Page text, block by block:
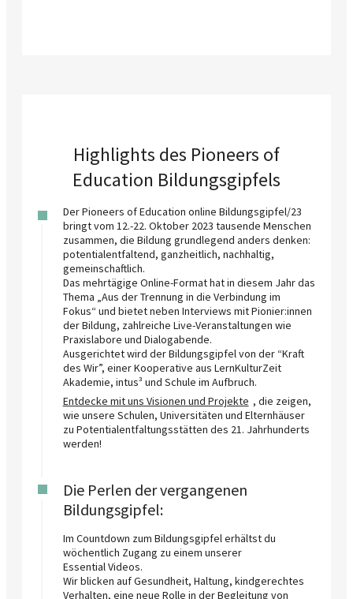
Highlights des Pioneers of
Education Bildungsgipfels
Der Pioneers of Education online Bildungsgipfel/23
bringt vom 12.-22. Oktober 2023 tausende Menschen
zusammen, die Bildung grundlegend anders denken:
potentialentfaltend, ganzheitlich, nachhaltig,
gemeinschaftlich.
Das mehrtägige Online-Format hat in diesem Jahr das
Thema „Aus der Trennung in die Verbindung im
Fokus“ und bietet neben Interviews mit Pionier:innen
der Bildung, zahlreiche Live-Veranstaltungen wie
Praxislabore und Dialogabende.
Ausgerichtet wird der Bildungsgipfel von der “Kraft
des Wir”, einer Kooperative aus LernKulturZeit
Akademie, intus³ und Schule im Aufbruch.
Entdecke mit uns Visionen und Projekte , die zeigen,
wie unsere Schulen, Universitäten und Elternhäuser
zu Potentialentfaltungsstätten des 21. Jahrhunderts
werden!
Die Perlen der vergangenen
Bildungsgipfel:
Im Countdown zum Bildungsgipfel erhältst du
wöchentlich Zugang zu einem unserer
Essential Videos.
Wir blicken auf Gesundheit, Haltung, kindgerechtes
Verhalten, eine neue Rolle in der Begleitung von